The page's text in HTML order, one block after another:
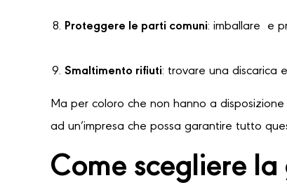
Proteggere le parti comuni: imballare e
Smaltimento rifiuti: trovare una discarica
Ma per coloro che non hanno a
ad un’impresa che possa garantire tutto
Come scegliere